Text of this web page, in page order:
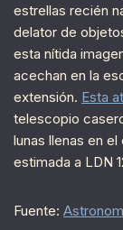
estrellas recién
delator de
esta nítida
acechan en la
extensión. Esta
telescopio
lunas llenas en
estimada a LDN
Fuente: